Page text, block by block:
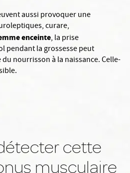
aussi provoquer une
curare,
enceinte, la prise
pendant la grossesse peut
nourrisson à la naissance. Celle-
cette
musculaire